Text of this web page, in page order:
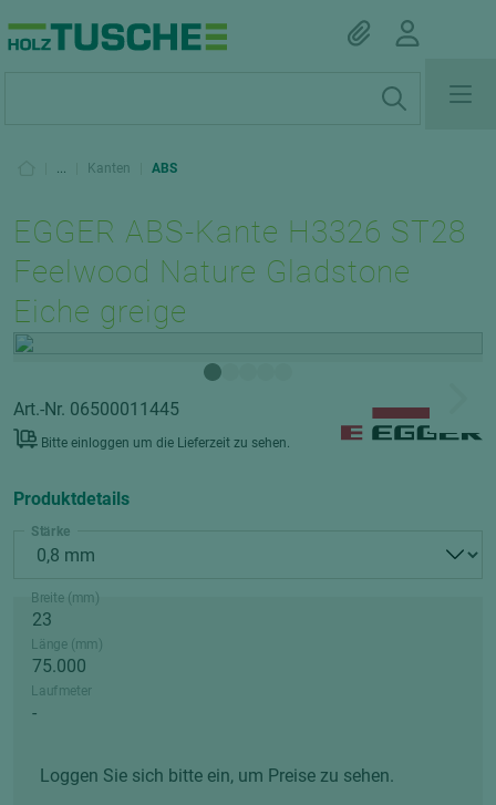
... Kanten ABS
EGGER ABS-Kante H3326 ST28
Feelwood Nature Gladstone
Eiche greige
Art.-Nr. 06500011445
Bitte einloggen um die Lieferzeit zu sehen.
Produktdetails
Stärke
Breite (mm)
Länge (mm)
Laufmeter
Loggen Sie sich bitte ein, um Preise zu sehen.